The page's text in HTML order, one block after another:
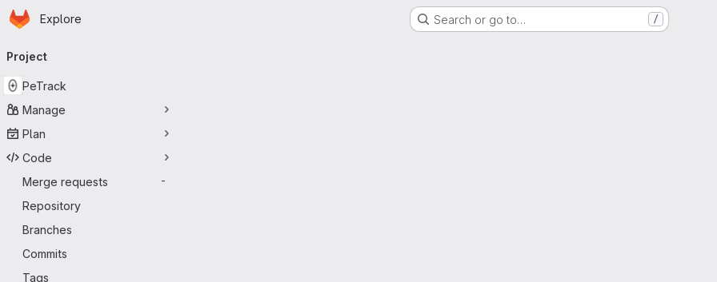
Skip to main content
Homepage
Explore Search or go to… /
navigation
Project
PeTrack
Manage
Plan
Code
Merge requests
-
Repository
Branches
Commits
Tags